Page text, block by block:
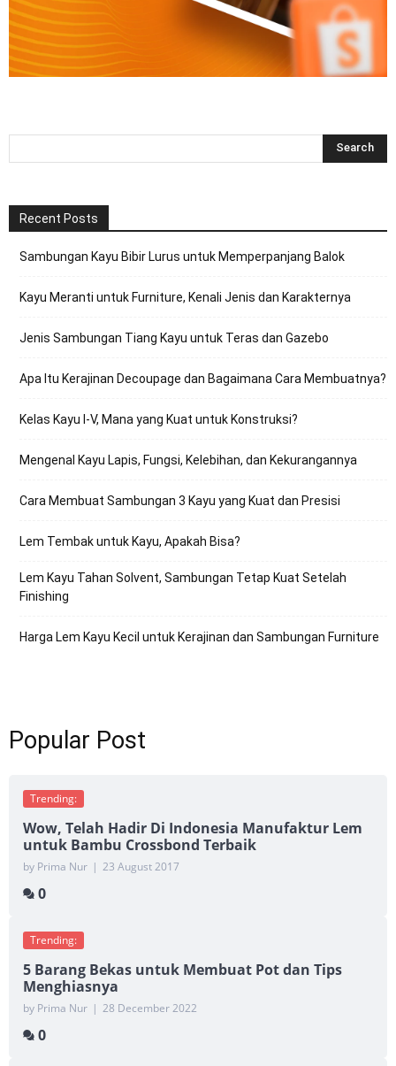
Recent Posts
Sambungan Kayu Bibir Lurus untuk Memperpanjang Balok
Kayu Meranti untuk Furniture, Kenali Jenis dan Karakternya
Jenis Sambungan Tiang Kayu untuk Teras dan Gazebo
Apa Itu Kerajinan Decoupage dan Bagaimana Cara Membuatnya?
Kelas Kayu I-V, Mana yang Kuat untuk Konstruksi?
Mengenal Kayu Lapis, Fungsi, Kelebihan, dan Kekurangannya
Cara Membuat Sambungan 3 Kayu yang Kuat dan Presisi
Lem Tembak untuk Kayu, Apakah Bisa?
Lem Kayu Tahan Solvent, Sambungan Tetap Kuat Setelah
Finishing
Harga Lem Kayu Kecil untuk Kerajinan dan Sambungan Furniture
Popular Post
Trending:
Wow, Telah Hadir Di Indonesia Manufaktur Lem
untuk Bambu Crossbond Terbaik
by Prima Nur | 23 August 2017
0
Trending:
5 Barang Bekas untuk Membuat Pot dan Tips
Menghiasnya
by Prima Nur | 28 December 2022
0